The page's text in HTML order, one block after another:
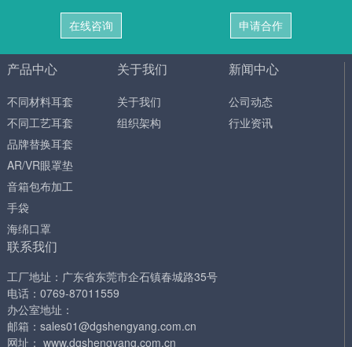
在线咨询 申请合作
产品中心
不同材料耳套
不同工艺耳套
品牌替换耳套
AR/VR眼罩垫
音箱包布加工
手袋
海绵口罩
关于我们
关于我们
组织架构
新闻中心
公司动态
行业资讯
联系我们
工厂地址：广东省东莞市企石镇春城路35号
电话：0769-87011559
办公室地址：
邮箱：sales01@dgshengyang.com.cn
网址： www.dgshengyang.com.cn